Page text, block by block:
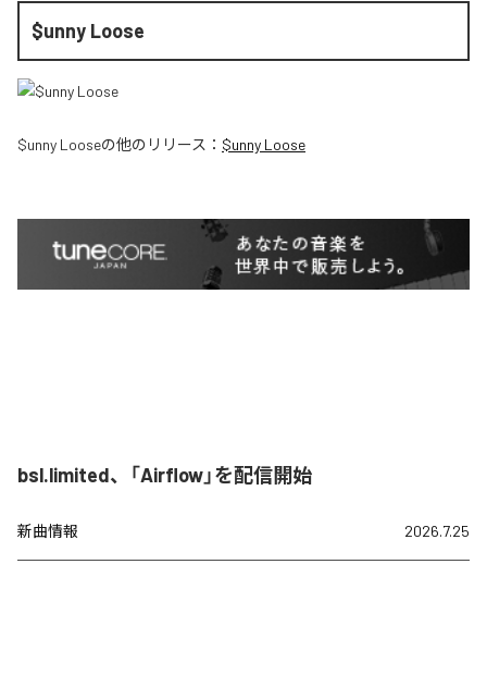
$unny Loose
$unny Looseの他のリリース： $unny Loose
bsl.limited、「Airflow」を配信開始
新曲情報 2026.7.25